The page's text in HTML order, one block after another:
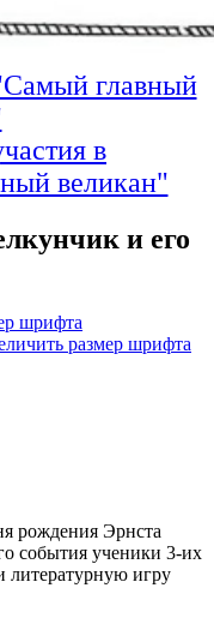
главный
в
великан"
и его
шрифта
размер шрифта
рождения Эрнста
события ученики 3-их
литературную игру